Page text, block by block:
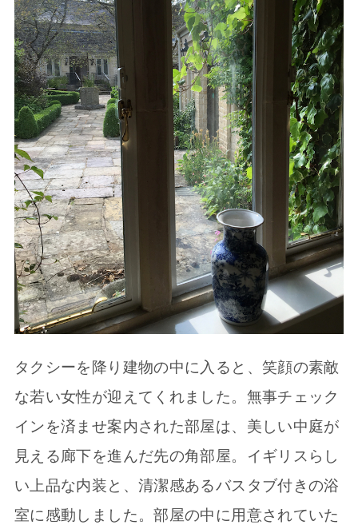
タクシーを降り建物の中に入ると、笑顔の素敵
な若い女性が迎えてくれました。無事チェック
インを済ませ案内された部屋は、美しい中庭が
見える廊下を進んだ先の角部屋。イギリスらし
い上品な内装と、清潔感あるバスタブ付きの浴
室に感動しました。部屋の中に用意されていた